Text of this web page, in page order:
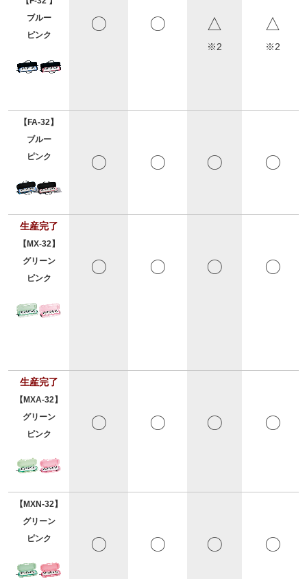
ブルー
ピンク
〇 〇 △
※2
△
※2
【FA-32】
ブルー
ピンク
〇 〇 〇 〇
生産完了
【MX-32】
グリーン
ピンク
〇 〇 〇 〇
生産完了
【MXA-32】
グリーン
ピンク
〇 〇 〇 〇
【MXN-32】
グリーン
ピンク
〇 〇 〇 〇